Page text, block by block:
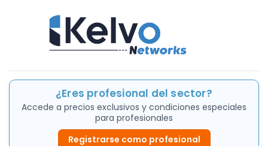
¿Eres profesional del sector?
Accede a precios exclusivos y condiciones especiales
para profesionales
Registrarse como profesional